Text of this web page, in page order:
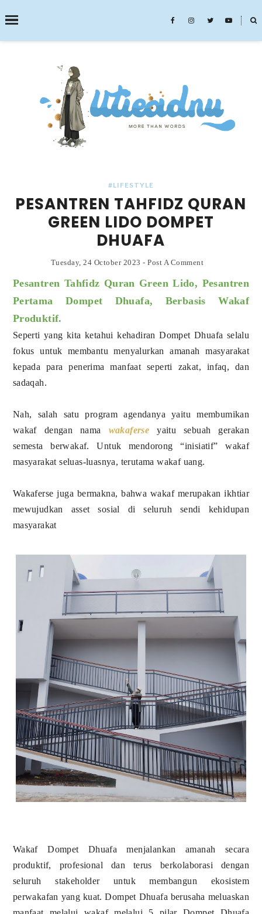
˟
SEARCH THIS BLOG
#LIFESTYLE
PESANTREN TAHFIDZ QURAN
GREEN LIDO DOMPET
DHUAFA
Tuesday, 24 October 2023-Post A Comment
Pesantren Tahfidz Quran Green Lido, Pesantren
Pertama Dompet Dhuafa, Berbasis Wakaf
Produktif.
Seperti yang kita ketahui kehadiran Dompet Dhuafa selalu
fokus untuk membantu menyalurkan amanah masyarakat
kepada para penerima manfaat seperti zakat, infaq, dan
sadaqah.
Nah, salah satu program agendanya yaitu membumikan
wakaf dengan nama wakaferse yaitu sebuah gerakan
semesta berwakaf. Untuk mendorong “inisiatif” wakaf
masyarakat seluas-luasnya, terutama wakaf uang.
Wakaferse juga bermakna, bahwa wakaf merupakan ikhtiar
mewujudkan asset sosial di seluruh sendi kehidupan
masyarakat
Wakaf Dompet Dhuafa menjalankan amanah secara
produktif, profesional dan terus berkolaborasi dengan
seluruh stakeholder untuk membangun ekosistem
perwakafan yang kuat. Dompet Dhuafa berusaha meluaskan